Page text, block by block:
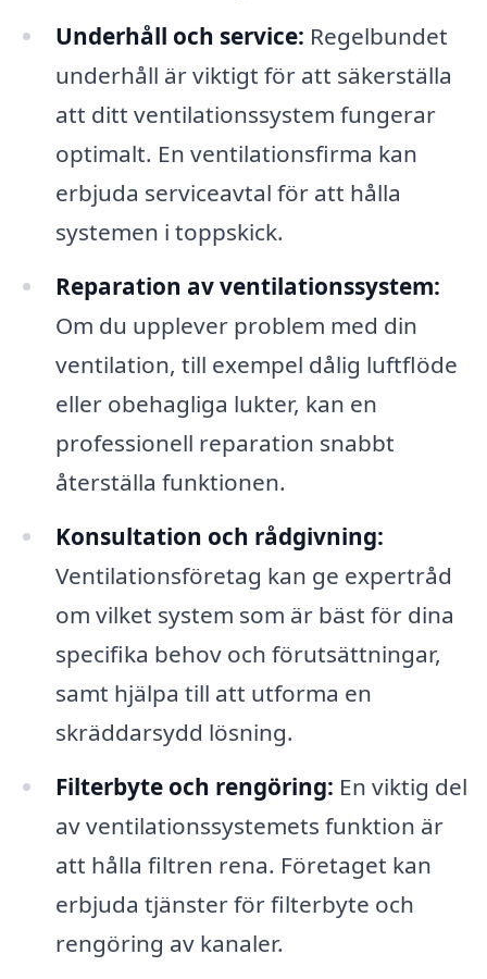
Underhåll och service: Regelbundet
underhåll är viktigt för att säkerställa
att ditt ventilationssystem fungerar
optimalt. En ventilationsfirma kan
erbjuda serviceavtal för att hålla
systemen i toppskick.
Reparation av ventilationssystem:
Om du upplever problem med din
ventilation, till exempel dålig luftflöde
eller obehagliga lukter, kan en
professionell reparation snabbt
återställa funktionen.
Konsultation och rådgivning:
Ventilationsföretag kan ge expertråd
om vilket system som är bäst för dina
specifika behov och förutsättningar,
samt hjälpa till att utforma en
skräddarsydd lösning.
Filterbyte och rengöring: En viktig del
av ventilationssystemets funktion är
att hålla filtren rena. Företaget kan
erbjuda tjänster för filterbyte och
rengöring av kanaler.